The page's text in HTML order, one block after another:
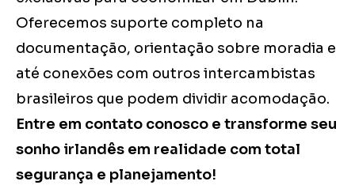
Oferecemos suporte completo na
documentação, orientação sobre moradia e
até conexões com outros intercambistas
brasileiros que podem dividir acomodação.
Entre em contato conosco e transforme seu
sonho irlandês em realidade com total
segurança e planejamento!